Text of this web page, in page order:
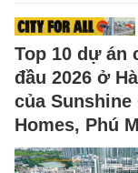
Top 10 dự án
đầu 2026 ở
của
Homes, Phú